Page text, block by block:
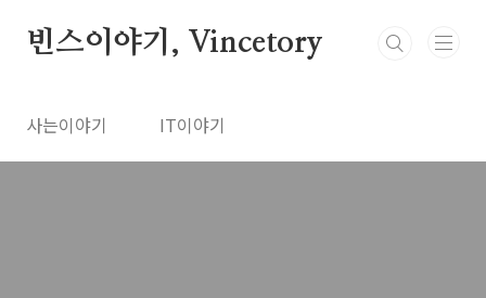
빈스이야기, Vincetory
사는이야기 IT이야기